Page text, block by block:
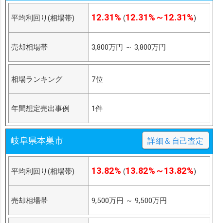
平均利回り(相場帯) 12.31% (12.31%～12.31%)
売却相場帯 3,800万円 ～ 3,800万円
相場ランキング 7位
年間想定売出事例 1件
岐阜県本巣市 詳細＆自己査定
平均利回り(相場帯) 13.82% (13.82%～13.82%)
売却相場帯 9,500万円 ～ 9,500万円